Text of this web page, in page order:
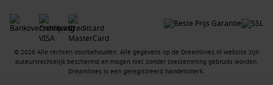
© 2026 Alle rechten voorbehouden. Alle gegevens op de Dreamlines.nl website zijn
auteursrechtelijk beschermd en mogen niet zonder toestemming gebruikt worden.
Dreamlines is een geregistreerd handelsmerk.